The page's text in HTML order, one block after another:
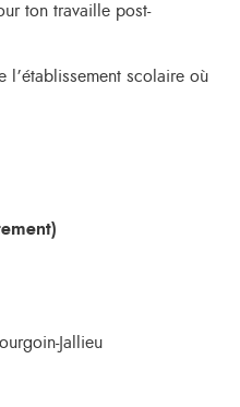
ton travaille post-
l’établissement scolaire où
Jallieu